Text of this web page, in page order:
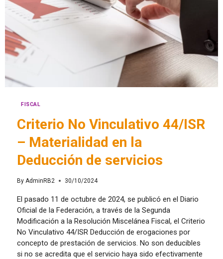
FISCAL
Criterio No Vinculativo 44/ISR
– Materialidad en la
Deducción de servicios
By AdminRB2 30/10/2024
El pasado 11 de octubre de 2024, se publicó en el Diario
Oficial de la Federación, a través de la Segunda
Modificación a la Resolución Miscelánea Fiscal, el Criterio
No Vinculativo 44/ISR Deducción de erogaciones por
concepto de prestación de servicios. No son deducibles
si no se acredita que el servicio haya sido efectivamente